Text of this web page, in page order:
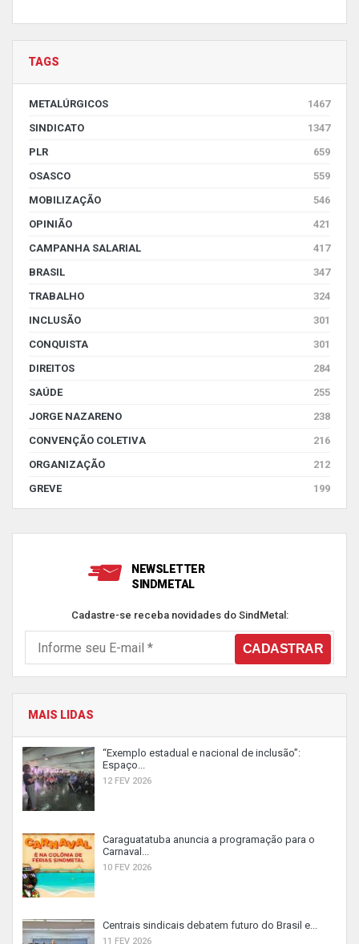
TAGS
METALÚRGICOS
1467
SINDICATO
1347
PLR
659
OSASCO
559
MOBILIZAÇÃO
546
OPINIÃO
421
CAMPANHA SALARIAL
417
BRASIL
347
TRABALHO
324
INCLUSÃO
301
CONQUISTA
301
DIREITOS
284
SAÚDE
255
JORGE NAZARENO
238
CONVENÇÃO COLETIVA
216
ORGANIZAÇÃO
212
GREVE
199
NEWSLETTER
SINDMETAL
Cadastre-se receba novidades do SindMetal:
MAIS LIDAS
“Exemplo estadual e nacional de inclusão”:
Espaço...
12 FEV 2026
Caraguatatuba anuncia a programação para o
Carnaval...
10 FEV 2026
Centrais sindicais debatem futuro do Brasil e...
11 FEV 2026